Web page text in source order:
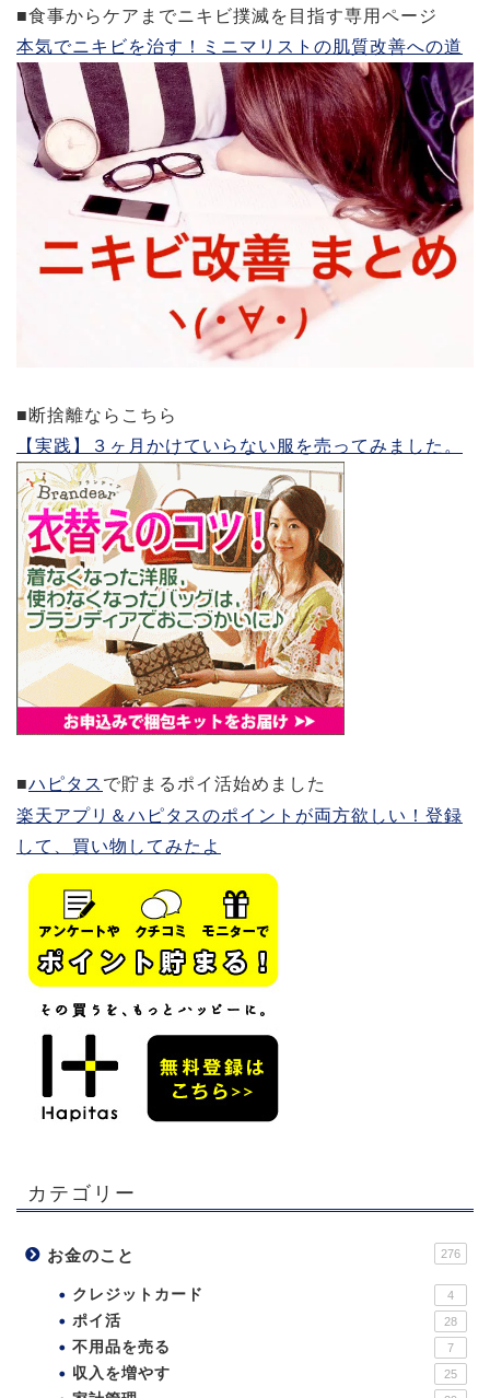
■食事からケアまでニキビ撲滅を目指す専用ページ
本気でニキビを治す！ミニマリストの肌質改善への道
■断捨離ならこちら
【実践】３ヶ月かけていらない服を売ってみました。
■ハピタス で貯まるポイ活始めました
楽天アプリ＆ハピタスのポイントが両方欲しい！登録
して、買い物してみたよ
カテゴリー
お金のこと 276
クレジットカード 4
ポイ活 28
不用品を売る 7
収入を増やす 25